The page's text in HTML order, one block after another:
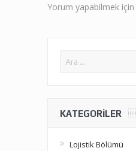
Yorum yapabilmek için
KATEGORILER
Lojistik Bölümü